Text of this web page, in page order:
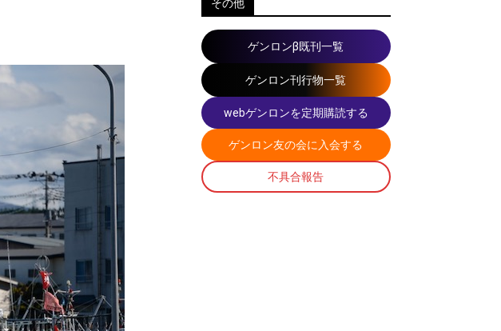
その他
ゲンロンβ既刊一覧
ゲンロン刊行物一覧
webゲンロンを定期購読する
ゲンロン友の会に入会する
不具合報告